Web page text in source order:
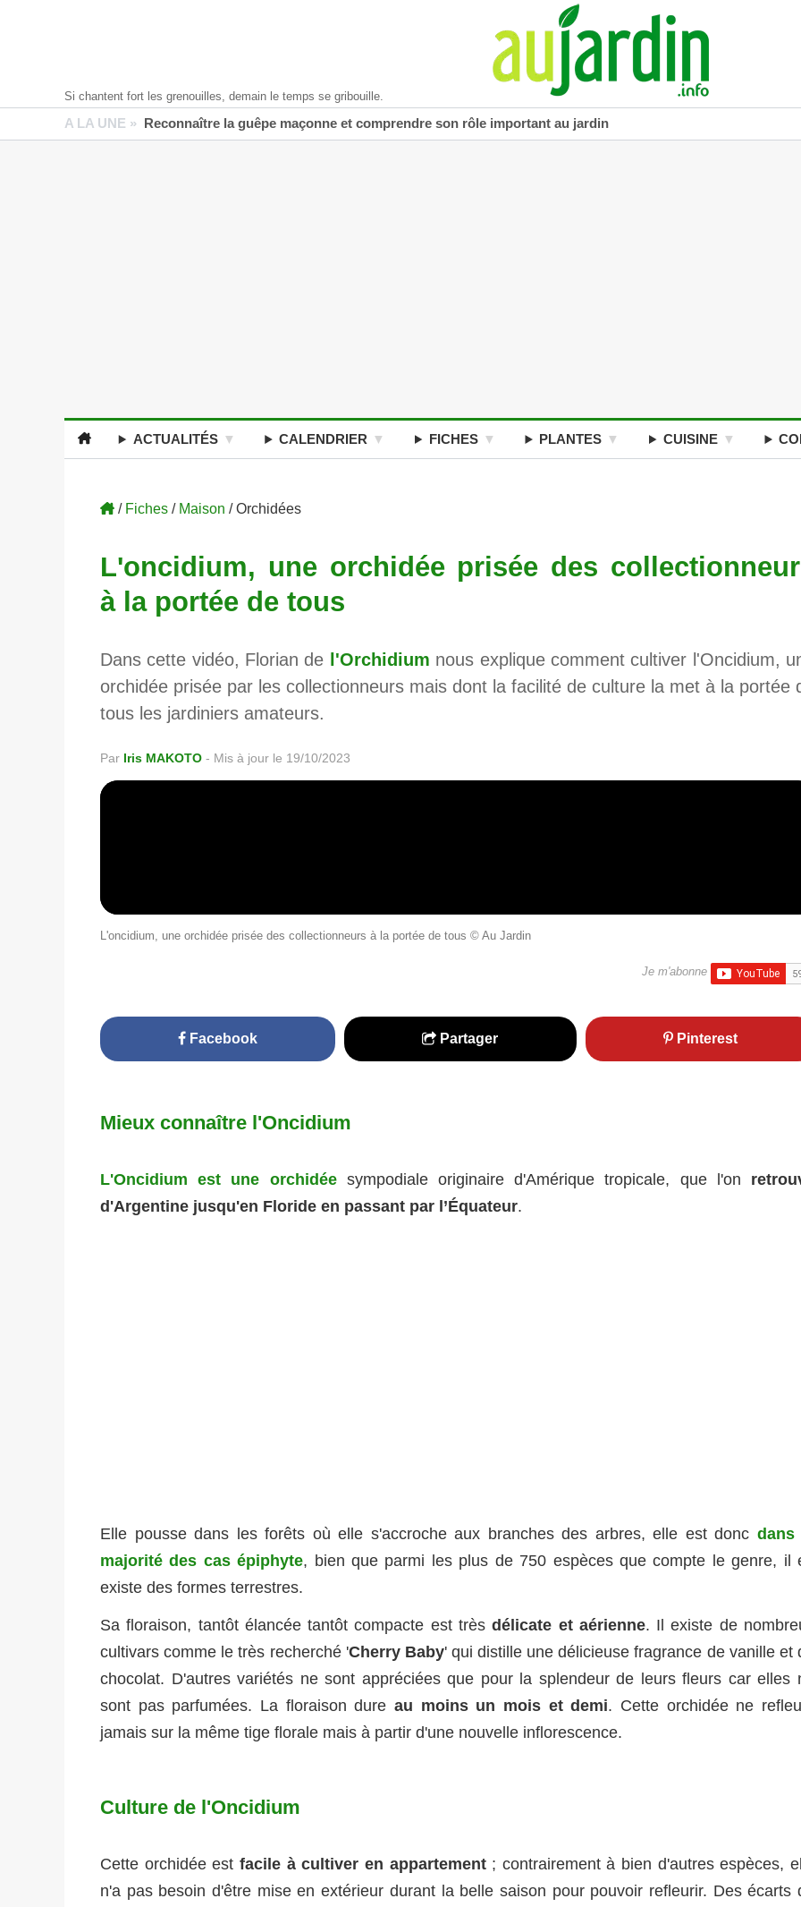
Si chantent fort les grenouilles, demain le temps se gribouille.
A LA UNE » Reconnaître la guêpe maçonne et comprendre son rôle important au jardin
ACTUALITÉS CALENDRIER FICHES PLANTES CUISINE
/ Fiches / Maison / Orchidées
L'oncidium, une orchidée prisée des
à la portée de tous
Dans cette vidéo, Florian de l'Orchidium nous explique comment cultiver l'Oncidium,
orchidée prisée par les collectionneurs mais dont la facilité de culture la met à la portée
tous les jardiniers amateurs.
Par Iris MAKOTO - Mis à jour le 19/10/2023
L'oncidium, une orchidée prisée des collectionneurs à la portée de tous © Au Jardin
Je m'abonne
Facebook Partager Pinterest
Mieux connaître l'Oncidium
L'Oncidium est une orchidéesympodiale originaire d'Amérique tropicale, que l'on
d'Argentine jusqu'en Floride en passant par l’Équateur.
Elle pousse dans les forêts où elle s'accroche aux branches des arbres, elle est donc dans
majorité des cas épiphyte, bien que parmi les plus de 750 espèces que compte le genre, il
existe des formes terrestres.
Sa floraison, tantôt élancée tantôt compacte est trèsdélicate et aérienne. Il existe de
cultivars comme le très recherché 'Cherry Baby' qui distille une délicieuse fragrance de vanille et
chocolat. D'autres variétés ne sont appréciées que pour la splendeur de leurs fleurs car elles
sont pas parfumées. La floraison dure au moins un mois et demi. Cette orchidée ne
jamais sur la même tige florale mais à partir d'une nouvelle inflorescence.
Culture de l'Oncidium
Cette orchidée est facile à cultiver en appartement; contrairement à bien d'autres espèces,
n'a pas besoin d'être mise en extérieur durant la belle saison pour pouvoir refleurir. Des écarts